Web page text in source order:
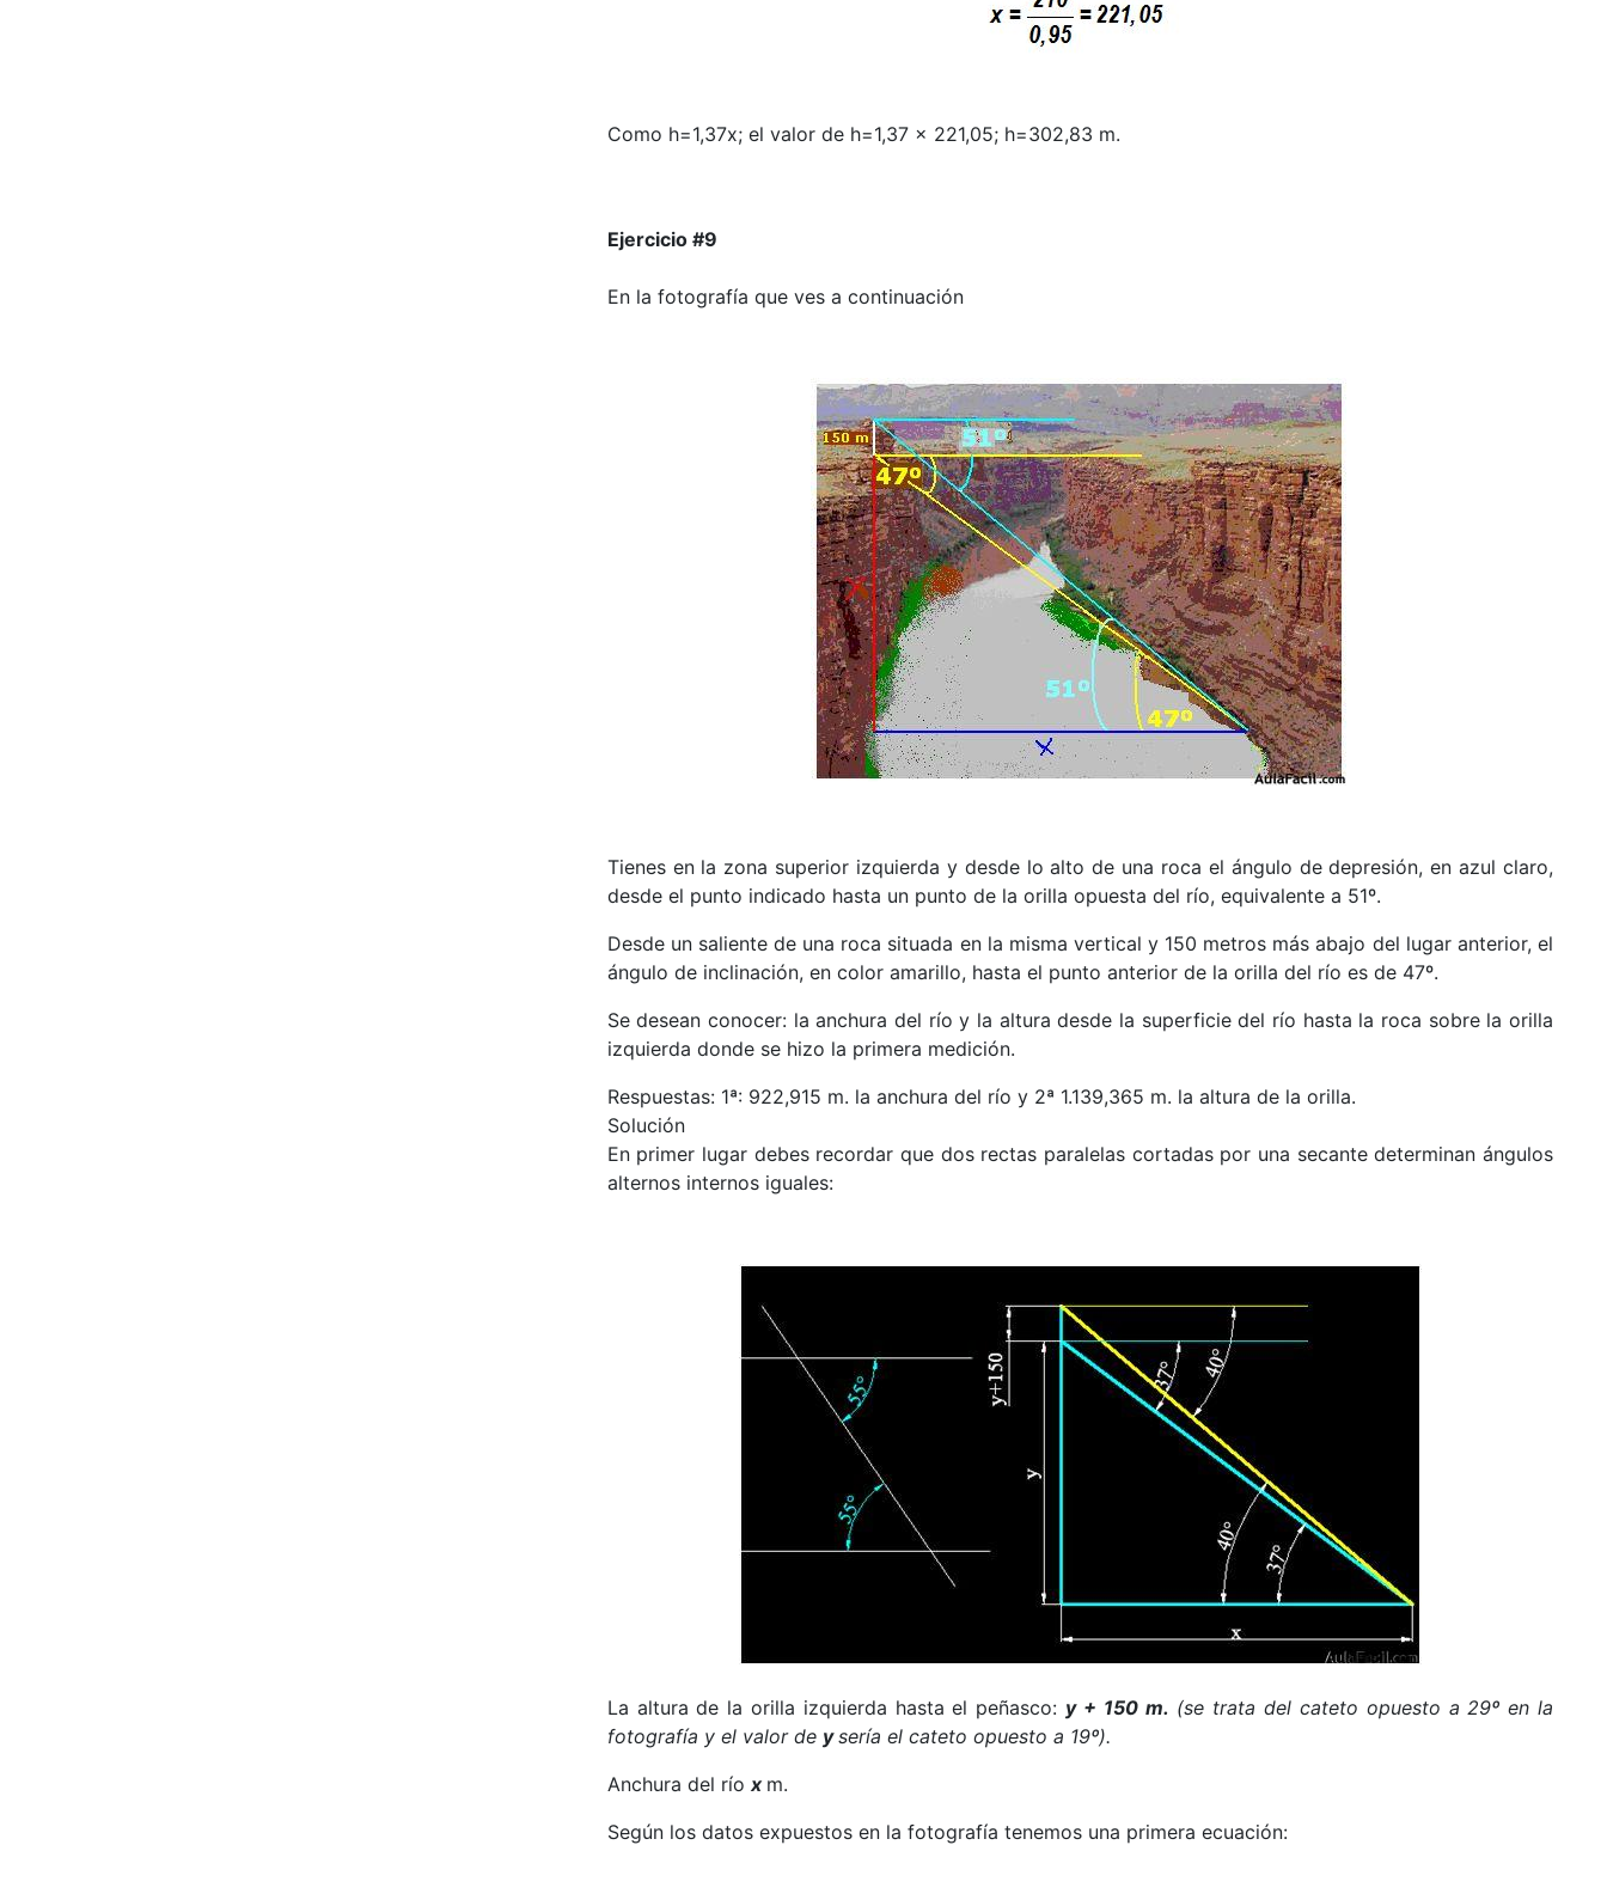
Como h=1,37x; el valor de h=1,37 x 221,05; h=302,83 m.
Ejercicio #9
En la fotografía que ves a continuación
Tienes en la zona superior izquierda y desde lo alto de una roca el ángulo de depresión, en azul claro,
desde el punto indicado hasta un punto de la orilla opuesta del río, equivalente a 51º.
Desde un saliente de una roca situada en la misma vertical y 150 metros más abajo del lugar anterior, el
ángulo de inclinación, en color amarillo, hasta el punto anterior de la orilla del río es de 47º.
Se desean conocer: la anchura del río y la altura desde la superficie del río hasta la roca sobre la orilla
izquierda donde se hizo la primera medición.
Respuestas: 1ª: 922,915 m. la anchura del río y 2ª 1.139,365 m. la altura de la orilla.
Solución
En primer lugar debes recordar que dos rectas paralelas cortadas por una secante determinan ángulos
alternos internos iguales:
La altura de la orilla izquierda hasta el peñasco: y + 150 m. (se trata del cateto opuesto a 29º en la
fotografía y el valor de ysería el cateto opuesto a 19º).
Anchura del río x m.
Según los datos expuestos en la fotografía tenemos una primera ecuación: